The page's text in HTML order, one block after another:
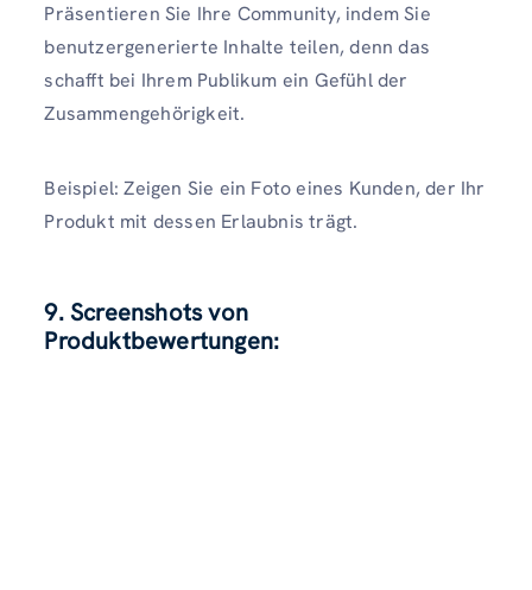
Präsentieren Sie Ihre Community, indem Sie
benutzergenerierte Inhalte teilen, denn das
schafft bei Ihrem Publikum ein Gefühl der
Zusammengehörigkeit.
Beispiel: Zeigen Sie ein Foto eines Kunden, der Ihr
Produkt mit dessen Erlaubnis trägt.
9. Screenshots von
Produktbewertungen: